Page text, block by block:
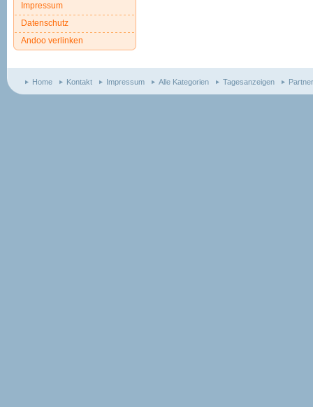
Impressum
Datenschutz
Andoo verlinken
Home Kontakt Impressum Alle Kategorien Tagesanzeigen Partner